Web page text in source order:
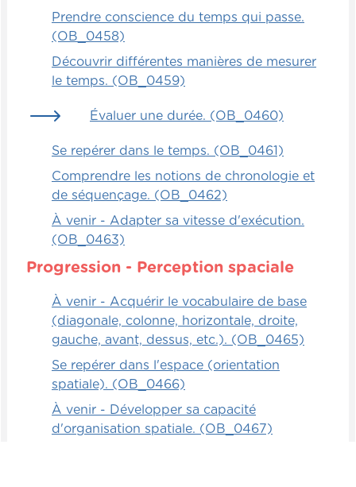
Prendre conscience du temps qui passe.
(OB_0458)
Découvrir différentes manières de mesurer
le temps. (OB_0459)
Évaluer une durée. (OB_0460)
Se repérer dans le temps. (OB_0461)
Comprendre les notions de chronologie et
de séquençage. (OB_0462)
À venir - Adapter sa vitesse d'exécution.
(OB_0463)
Progression - Perception spaciale
À venir - Acquérir le vocabulaire de base
(diagonale, colonne, horizontale, droite,
gauche, avant, dessus, etc.). (OB_0465)
Se repérer dans l'espace (orientation
spatiale). (OB_0466)
À venir - Développer sa capacité
d'organisation spatiale. (OB_0467)